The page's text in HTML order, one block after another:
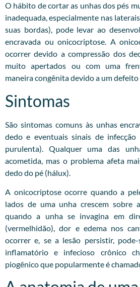
O hábito de cortar as unhas dos pés
inadequada, especialmente nas
suas bordas), pode levar ao
encravada ou onicocriptose. A
ocorrer devido a compressão dos
muito apertados ou com uma
maneira congênita devido a um
Sintomas
São sintomas comuns às unhas
dedo e eventuais sinais de infecção
purulenta). Qualquer uma das
acometida, mas o problema afeta
dedo do pé (hálux).
A onicocriptose ocorre quando a
lados de uma unha crescem sobre
quando a unha se invagina em
(vermelhidão), dor e edema nos
ocorrer e, se a lesão persistir,
inflamatório e infecioso crônico
piogênico que popularmente é